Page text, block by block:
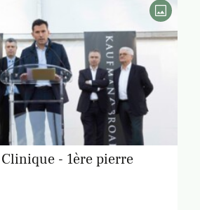
Clinique - 1ère pierre